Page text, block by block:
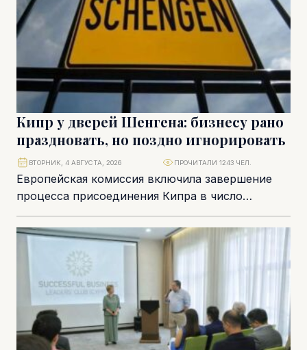
Кипр у дверей Шенгена: бизнесу рано
праздновать, но поздно игнорировать
Европейская комиссия включила завершение
процесса присоединения Кипра в число
приоритетов, зафиксированных в докладе State
of Schengen 2026. Проведенная в декабре...
ВТОРНИК, 4 АВГУСТА, 2026 ПРОЧИТАЛИ 1243 ЧЕЛ.